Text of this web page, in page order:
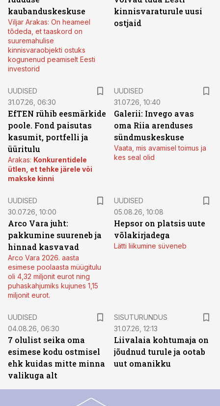
kaubanduskeskuse
Viljar Arakas: On heameel
tõdeda, et taaskord on
suuremahulise
kinnisvaraobjekti ostuks
kogunenud peamiselt Eesti
investorid
kinnisvaraturule uusi
ostjaid
UUDISED
31.07.26, 06:30
EfTEN rühib eesmärkide
poole. Fond paisutas
kasumit, portfelli ja
üüritulu
Arakas: Konkurentidele
ütlen, et tehke järele või
makske kinni
UUDISED
31.07.26, 10:40
Galerii: Invego avas
oma Riia arenduses
sündmuskeskuse
Vaata, mis avamisel toimus ja
kes seal olid
UUDISED
30.07.26, 10:00
Arco Vara juht:
pakkumine suureneb ja
hinnad kasvavad
Arco Vara 2026. aasta
esimese poolaasta müügitulu
oli 4,32 miljonit eurot ning
puhaskahjumiks kujunes 1,15
miljonit eurot.
UUDISED
05.08.26, 10:08
Hepsor on platsis uute
võlakirjadega
Lätti liikumine süveneb
UUDISED
04.08.26, 06:30
7 olulist seika oma
esimese kodu ostmisel
ehk kuidas mitte minna
valikuga alt
SISUTURUNDUS
31.07.26, 12:13
Liivalaia kohtumaja on
jõudnud turule ja ootab
uut omanikku